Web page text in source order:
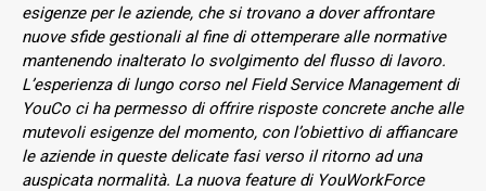
esigenze per le aziende, che si trovano a dover affrontare
nuove sfide gestionali al fine di ottemperare alle normative
mantenendo inalterato lo svolgimento del flusso di lavoro.
L’esperienza di lungo corso nel Field Service Management di
YouCo ci ha permesso di offrire risposte concrete anche alle
mutevoli esigenze del momento, con l’obiettivo di affiancare
le aziende in queste delicate fasi verso il ritorno ad una
auspicata normalità. La nuova feature di YouWorkForce